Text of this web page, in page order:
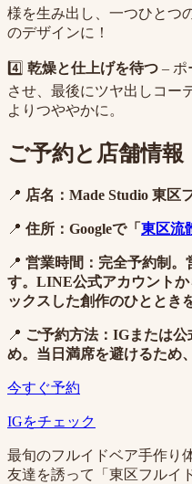
様を生み出し、一つひとつ
のデザインに！
4️⃣ 乾燥と仕上げを待つ – ポ
させ、最後にツヤ出しコー
よりつややかに。
ご予約と店舗情報
📍 店名：Made Studio 東区
📍 住所：Googleで「 東区流
📍 営業時間：完全予約制。
す。LINE公式アカウント
ックスした創作のひととき
📍 ご予約方法：IGまたは
め。当日満席を避けるため
今すぐ予約
IGをチェック
最旬のフルイドベア手作り
友達を誘って「東区フルイ